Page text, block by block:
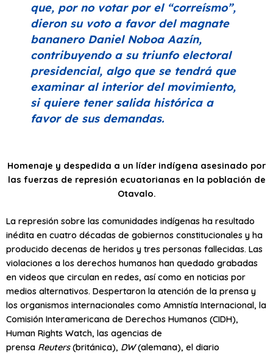
que, por no votar por el “correísmo”,
dieron su voto a favor del magnate
bananero Daniel Noboa Aazín,
contribuyendo a su triunfo electoral
presidencial, algo que se tendrá que
examinar al interior del movimiento,
si quiere tener salida histórica a
favor de sus demandas.
Homenaje y despedida a un líder indígena asesinado por
las fuerzas de represión ecuatorianas en la población de
Otavalo.
La represión sobre las comunidades indígenas ha resultado
inédita en cuatro décadas de gobiernos constitucionales y ha
producido decenas de heridos y tres personas fallecidas. Las
violaciones a los derechos humanos han quedado grabadas
en videos que circulan en redes, así como en noticias por
medios alternativos. Despertaron la atención de la prensa y
los organismos internacionales como Amnistía Internacional, la
Comisión Interamericana de Derechos Humanos (CIDH),
Human Rights Watch, las agencias de
prensa Reuters(británica), DW(alemana), el diario